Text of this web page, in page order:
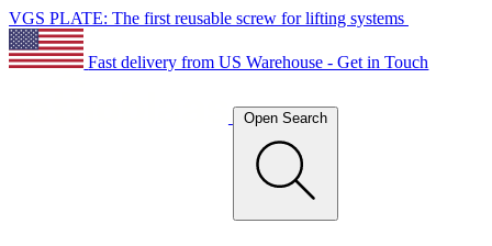
VGS PLATE: The first reusable screw for lifting systems
Fast delivery from US Warehouse - Get in Touch
Open Search